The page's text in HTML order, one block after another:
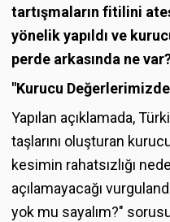
tartışmaların fitilini
yönelik yapıldı ve
perde arkasında ne
"Kurucu
Yapılan açıklamada,
taşlarını oluşturan
kesimin rahatsızlığı
açılamayacağı
yok mu sayalım?"